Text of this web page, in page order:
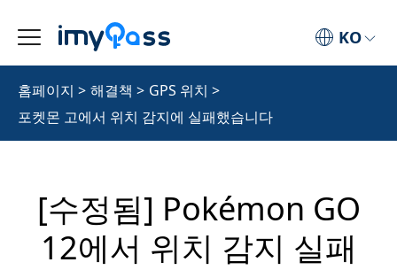
KO
홈페이지 > 해결책 > GPS 위치 >
포켓몬 고에서 위치 감지에 실패했습니다
[수정됨] Pokémon GO
12에서 위치 감지 실패